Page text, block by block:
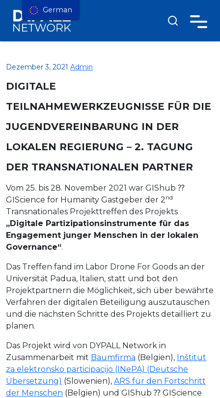
Dezember 3, 2021 Admin
DIGITALE
TEILNAHMEWERKZEUGNISSE FÜR DIE
JUGENDVEREINBARUNG IN DER
LOKALEN REGIERUNG – 2. TAGUNG
DER TRANSNATIONALEN PARTNER
Vom 25. bis 28. November 2021 war GIShub ⁇
GIScience for Humanity Gastgeber der 2nd
Transnationales Projekttreffen des Projekts
„Digitale Partizipationsinstrumente für das
Engagement junger Menschen in der lokalen
Governance“.
Das Treffen fand im Labor Drone For Goods an der
Universität Padua, Italien, statt und bot den
Projektpartnern die Möglichkeit, sich über bewährte
Verfahren der digitalen Beteiligung auszutauschen
und die nächsten Schritte des Projekts detailliert zu
planen.
Das Projekt wird von DYPALL Network in
Zusammenarbeit mit Baumfirma (Belgien), Inštitut
za elektronsko participacijo (INePA) (Deutsche
Übersetzung) (Slowenien), ARS für den Fortschritt
der Menschen (Belgien) und GIShub ⁇ GIScience
German